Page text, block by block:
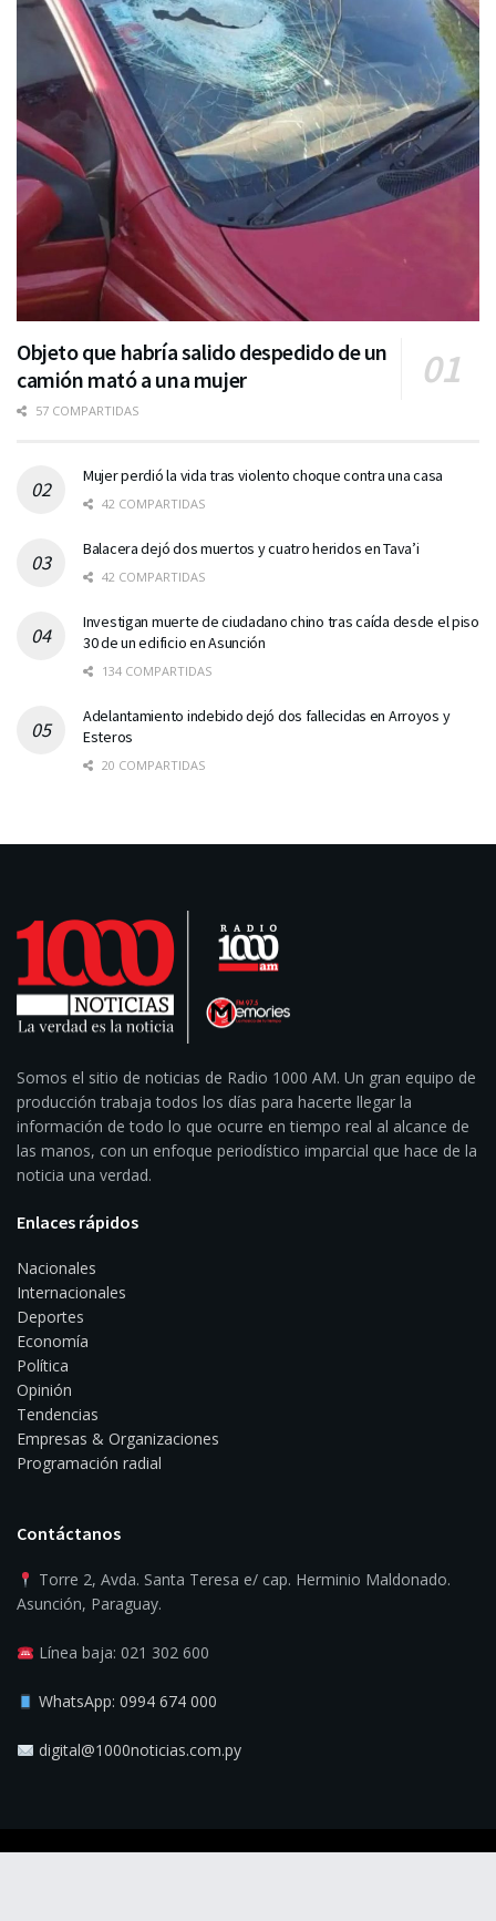
Objeto que habría salido despedido de un
camión mató a una mujer
57 COMPARTIDAS
Mujer perdió la vida tras violento choque contra una casa
42 COMPARTIDAS
Balacera dejó dos muertos y cuatro heridos en Tava’i
42 COMPARTIDAS
Investigan muerte de ciudadano chino tras caída desde el piso
30 de un edificio en Asunción
134 COMPARTIDAS
Adelantamiento indebido dejó dos fallecidas en Arroyos y
Esteros
20 COMPARTIDAS
Somos el sitio de noticias de Radio 1000 AM. Un gran equipo de
producción trabaja todos los días para hacerte llegar la
información de todo lo que ocurre en tiempo real al alcance de
las manos, con un enfoque periodístico imparcial que hace de la
noticia una verdad.
Enlaces rápidos
Nacionales
Internacionales
Deportes
Economía
Política
Opinión
Tendencias
Empresas & Organizaciones
Programación radial
Contáctanos
Torre 2, Avda. Santa Teresa e/ cap. Herminio Maldonado.
Asunción, Paraguay.
Línea baja: 021 302 600
WhatsApp: 0994 674 000
digital@1000noticias.com.py